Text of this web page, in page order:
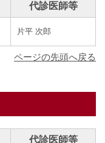
代診医師等
片平 次郎
ページの先頭へ戻る
代診医師等